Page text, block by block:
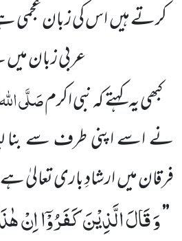
کرتے ہیںاس کی زبان عجمی
عربی زبان
کبھی یہ کہتے کہ نبی اکرمصَلَّی
نے اسے اپنی طرف سے بنا
فرقان میںارشادِ باری تعالیٰ
’’وَ قَالَ الَّذِیْنَ كَفَرُوْۤا اِنْ